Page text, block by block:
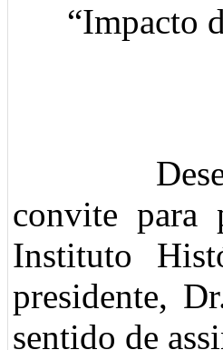
“Impacto
Desejava
convite para
Instituto
presidente,
sentido de